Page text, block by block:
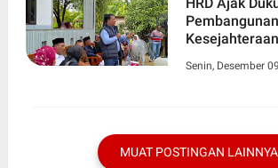
Senin, Desember
MUAT POSTINGAN LAINNYA